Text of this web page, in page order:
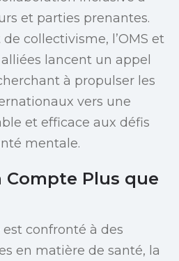
et parties prenantes.
collectivisme, l’OMS et
lancent un appel
à propulser les
vers une
et efficace aux défis
mentale.
Compte Plus que
confronté à des
en matière de santé, la